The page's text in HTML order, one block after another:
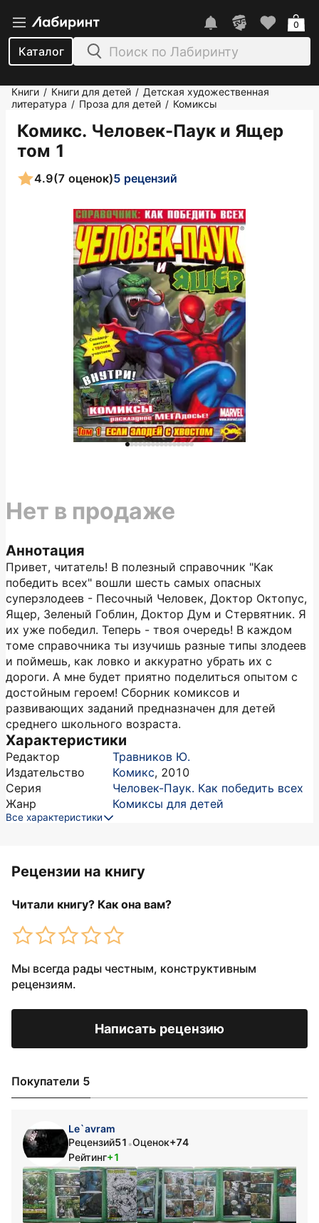
Каталог
0
Книги / Книги для детей / Детская художественная
литература / Проза для детей / Комиксы
Комикс. Человек-Паук и Ящер
том 1
4.9(7 оценок)5 рецензий
Аннотация
Привет, читатель! В полезный справочник "Как
победить всех" вошли шесть самых опасных
суперзлодеев - Песочный Человек, Доктор Октопус,
Ящер, Зеленый Гоблин, Доктор Дум и Стервятник. Я
их уже победил. Теперь - твоя очередь! В каждом
томе справочника ты изучишь разные типы злодеев
и поймешь, как ловко и аккуратно убрать их с
дороги. А мне будет приятно поделиться опытом с
достойным героем! Сборник комиксов и
развивающих заданий предназначен для детей
среднего школьного возраста.
Характеристики
Редактор
Травников Ю.
Издательство
Комикс, 2010
Серия
Человек-Паук. Как победить всех
Жанр
Комиксы для детей
Все характеристики
Нет в продаже
Рецензии на книгу
Читали книгу? Как она вам?
Мы всегда рады честным, конструктивным
рецензиям.
Написать рецензию
Покупатели 5
Le`avram
Рецензий51 •Оценок+74
Рейтинг+1